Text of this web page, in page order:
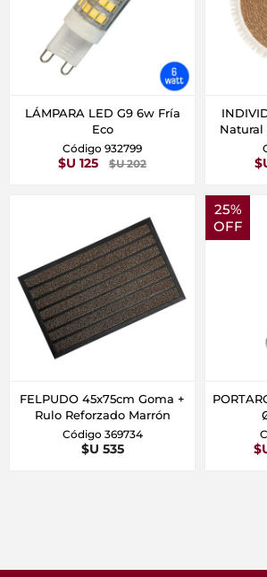
LÁMPARA LED G9 6w Fría
Eco
Código 932799
$U 125 $U 202
FELPUDO 45x75cm Goma +
Rulo Reforzado Marrón
Código 369734
$U 535
25%
OFF